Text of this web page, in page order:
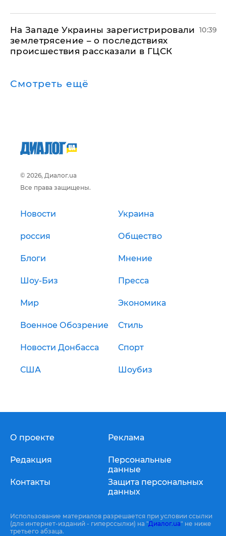
На Западе Украины зарегистрировали
землетрясение – о последствиях
происшествия рассказали в ГЦСК
10:39
Смотреть ещё
© 2026, Диалог.ua
Все права защищены.
Новости Украина
россия Общество
Блоги Мнение
Шоу-Биз Пресса
Мир Экономика
Военное Обозрение Стиль
Новости Донбасса Спорт
США Шоубиз
О проекте
Редакция
Контакты
Реклама
Персональные
данные
Защита персональных
данных
Использование материалов разрешается при условии ссылки
(для интернет-изданий - гиперссылки) на "Диалог.ua" не ниже
третьего абзаца.